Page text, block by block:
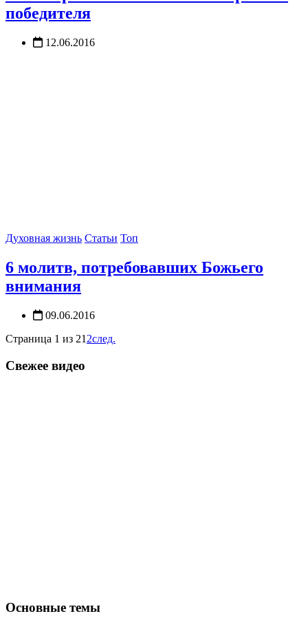
победителя
12.06.2016
Духовная жизнь Статьи Топ
6 молитв, потребовавших Божьего
внимания
09.06.2016
Страница 1 из 21 2след.
Свежее видео
Основные темы